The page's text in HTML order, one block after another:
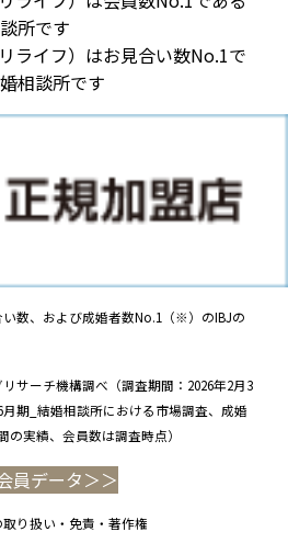
数、および成婚者数No.1（※）のIBJの
サーチ機構調べ（調査期間：2026年2月3
月期_結婚相談所における市場調査、成婚
実績、会員数は調査時点）
員データ＞＞
り扱い・免責・著作権